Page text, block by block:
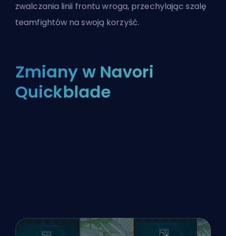
zwalczania linii frontu wroga, przechylając szalę
teamfightów na swoją korzyść.
Zmiany w Navori
Quickblade